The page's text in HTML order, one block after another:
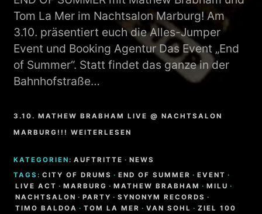
Tom La Mer im Nachtsalon Marburg! Am
3.10. präsentiert euch die Alles-Jumper
Event und Booking Agentur Das Event „End
of Summer“. Statt findet das ganze in der
Bahnhofstraße…
3.10. MATHEW BRABHAM LIVE @ NACHTSALON
MARBURG!!! WEITERLESEN
KATEGORIEN: AUFTRITTE · NEWS
TAGS: CITY OF DRUMS · END OF SUMMER · EVENT ·
LIVE ACT · MARBURG · MATHEW BRABHAM · MILU ·
NACHTSALON · PARTY · SYNONYM RECORDS ·
TIMO BALDOA · TOM LA MER · VAN SOHL · ZIEL 100